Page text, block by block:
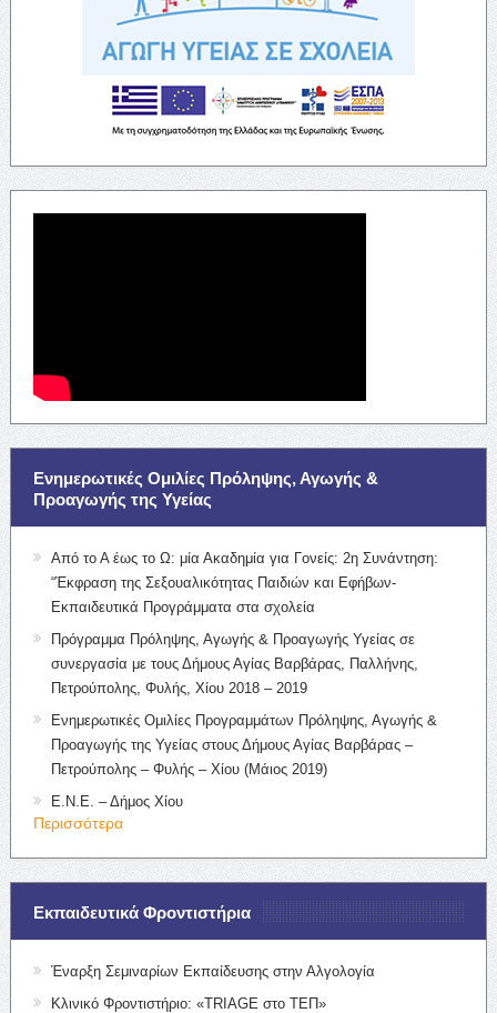
Ενημερωτικές Ομιλίες Πρόληψης, Αγωγής &
Προαγωγής της Υγείας
Από το Α έως το Ω: μία Ακαδημία για Γονείς: 2η Συνάντηση:
“Έκφραση της Σεξουαλικότητας Παιδιών και Εφήβων-
Εκπαιδευτικά Προγράμματα στα σχολεία
Πρόγραμμα Πρόληψης, Αγωγής & Προαγωγής Υγείας σε
συνεργασία με τους Δήμους Αγίας Βαρβάρας, Παλλήνης,
Πετρούπολης, Φυλής, Χίου 2018 – 2019
Ενημερωτικές Ομιλίες Προγραμμάτων Πρόληψης, Αγωγής &
Προαγωγής της Υγείας στους Δήμους Αγίας Βαρβάρας –
Πετρούπολης – Φυλής – Χίου (Μάιος 2019)
Ε.Ν.Ε. – Δήμος Χίου
Περισσότερα
Εκπαιδευτικά Φροντιστήρια
Έναρξη Σεμιναρίων Εκπαίδευσης στην Αλγολογία
Κλινικό Φροντιστήριο: «TRIAGE στο ΤΕΠ»